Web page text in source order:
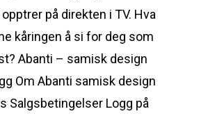
på direkten i TV. Hva
kåringen å si for deg som
Abanti – samisk design
Om Abanti samisk design
Salgsbetingelser Logg på